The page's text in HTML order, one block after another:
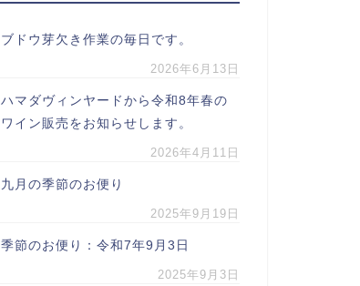
ブドウ芽欠き作業の毎日です。
2026年6月13日
ハマダヴィンヤードから令和8年春の
ワイン販売をお知らせします。
2026年4月11日
九月の季節のお便り
2025年9月19日
季節のお便り：令和7年9月3日
2025年9月3日